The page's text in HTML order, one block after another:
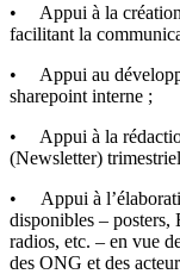
• Appui à la création
facilitant la
• Appui au
sharepoint interne ;
• Appui à la
(Newsletter)
• Appui à
disponibles – posters,
radios, etc. – en vue
des ONG et des